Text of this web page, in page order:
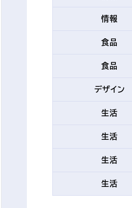
情報
食品
食品
デザイン
生活
生活
生活
生活